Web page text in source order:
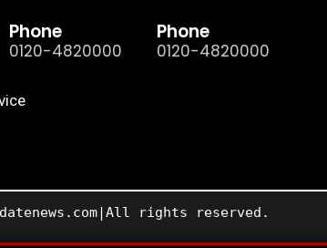
Phone
0120-4820000
Phone
0120-4820000
rights reserved.